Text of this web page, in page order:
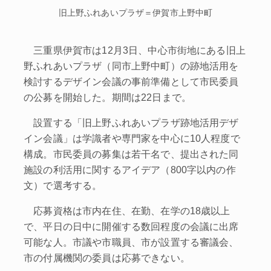
旧上野ふれあいプラザ＝伊賀市上野中町
三重県伊賀市は12月3日、中心市街地にある旧上
野ふれあいプラザ（同市上野中町）の跡地活用を
検討するデザイン会議の事前準備として市民委員
の公募を開始した。期間は22日まで。
設置する「旧上野ふれあいプラザ跡地活用デザ
イン会議」は学識者や専門家を中心に10人程度で
構成。市民委員の募集は若干名で、提出された同
施設の利活用に関するアイデア（800字以内の作
文）で選考する。
応募資格は市内在住、在勤、在学の18歳以上
で、平日の日中に開催する数回程度の会議に出席
可能な人。市議や市職員、市が設置する審議会、
市の付属機関の委員は応募できない。